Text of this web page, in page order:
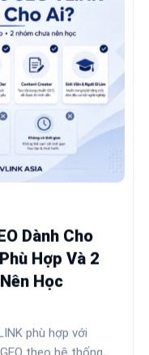
Dành Cho
Hợp Và 2
Học
phù hợp với